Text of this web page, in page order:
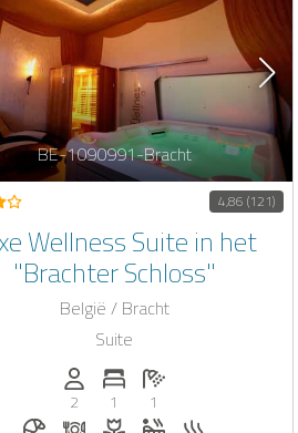
aanvraag
BE-1090991-Bracht
4,86 (121)
Wellness Suite in het
"Brachter Schloss"
België / Bracht
Suite
Personen (max.): 2
2
Aantal slaapkamers: 1
1
Aantal badkamers: 1
1
Ontbijt te boeken bij Casapilot
Diner op aanvraag
Bloemen en
Whirlpool